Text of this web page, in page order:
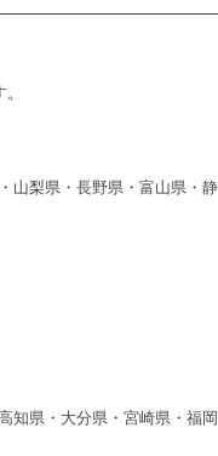
山梨県・長野県・富山県・静
知県・大分県・宮崎県・福岡